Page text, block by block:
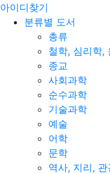
아이디찾기
분류별 도서
총류
철학, 심리학,
종교
사회과학
순수과학
기술과학
예술
어학
문학
역사, 지리, 관